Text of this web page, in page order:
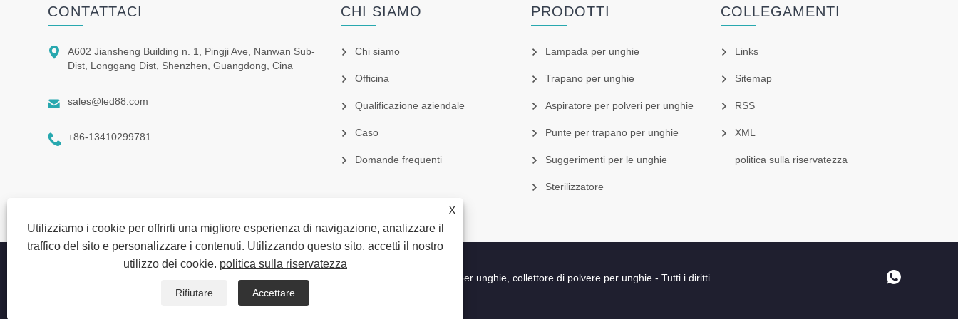
X
Utilizziamo i cookie per offrirti una migliore esperienza di navigazione, analizzare il
traffico del sito e personalizzare i contenuti. Utilizzando questo sito, accetti il ​​nostro
utilizzo dei cookie. politica sulla riservatezza
Rifiutare Accettare
CONTATTACI

A602 Jiansheng Building n. 1, Pingji Ave, Nanwan Sub-
Dist, Longgang Dist, Shenzhen, Guangdong, Cina
 sales@led88.com
 +86-13410299781
CHI SIAMO
Chi siamo
Officina
Qualificazione aziendale
Caso
Domande frequenti
PRODOTTI
Lampada per unghie
Trapano per unghie
Aspiratore per polveri per unghie
Punte per trapano per unghie
Suggerimenti per le unghie
Sterilizzatore
COLLEGAMENTI
Links
Sitemap
RSS
XML
politica sulla riservatezza
Copyright © 2025 Shenzhen Ruina Optoelectronic Co., Ltd - Lampada per unghie, trapano per unghie, collettore di polvere per unghie - Tutti i diritti